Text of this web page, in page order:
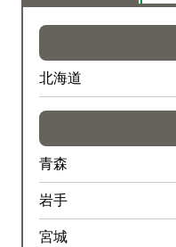
北海道
青森
岩手
宮城